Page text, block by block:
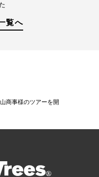
覧へ
商事様のツアーを開